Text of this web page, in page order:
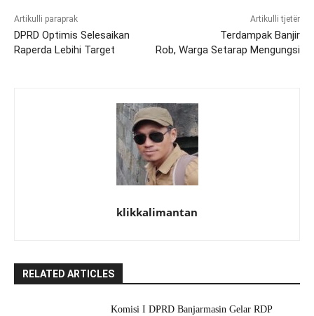
Artikulli paraprak
DPRD Optimis Selesaikan
Raperda Lebihi Target
Artikulli tjetër
Terdampak Banjir
Rob, Warga Setarap Mengungsi
klikkalimantan
RELATED ARTICLES
Komisi I DPRD Banjarmasin Gelar RDP